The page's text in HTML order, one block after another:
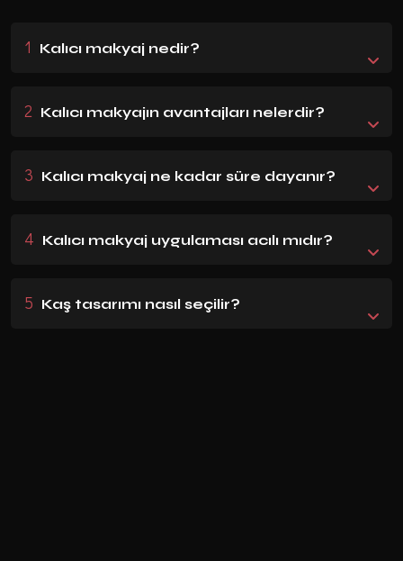
1 Kalıcı makyaj nedir?
2 Kalıcı makyajın avantajları nelerdir?
3 Kalıcı makyaj ne kadar süre dayanır?
4 Kalıcı makyaj uygulaması acılı mıdır?
5 Kaş tasarımı nasıl seçilir?